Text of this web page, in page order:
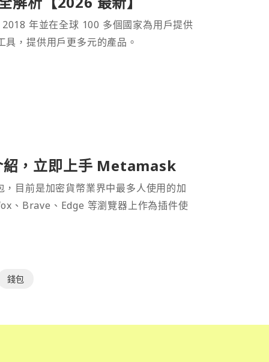
年並在全球 100 多個國家為用戶提供
，提供用戶更多元的產品。
，立即上手 Metamask
目前是加密貨幣業界中最多人使用的加
、Brave、Edge 等瀏覽器上作為插件使
錢包